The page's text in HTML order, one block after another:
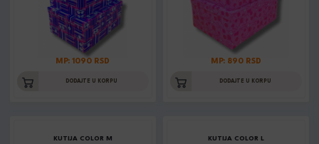
MP: 1090 RSD
DODAJTE U KORPU
MP: 890 RSD
DODAJTE U KORPU
KUTIJA COLOR M KUTIJA COLOR L